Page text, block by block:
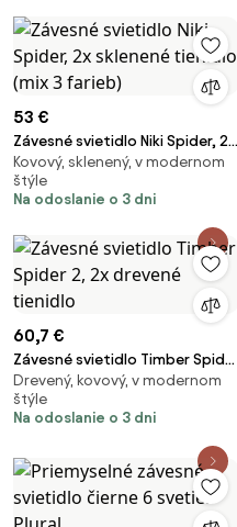
53 €
Závesné svietidlo Niki Spider, 2x
sklenené tienidlo (mix 3 farieb)
Kovový, sklenený, v modernom
štýle
Na odoslanie o 3 dni
60,7 €
Závesné svietidlo Timber Spider
2, 2x drevené tienidlo
Drevený, kovový, v modernom
štýle
Na odoslanie o 3 dni